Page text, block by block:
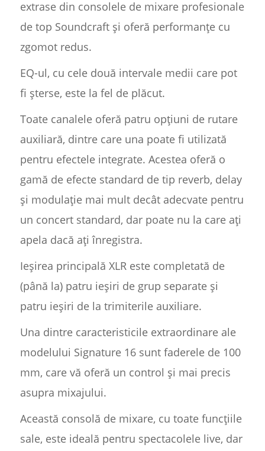
extrase din consolele de mixare profesionale
de top Soundcraft și oferă performanțe cu
zgomot redus.
EQ-ul, cu cele două intervale medii care pot
fi șterse, este la fel de plăcut.
Toate canalele oferă patru opțiuni de rutare
auxiliară, dintre care una poate fi utilizată
pentru efectele integrate. Acestea oferă o
gamă de efecte standard de tip reverb, delay
și modulație mai mult decât adecvate pentru
un concert standard, dar poate nu la care ați
apela dacă ați înregistra.
Ieșirea principală XLR este completată de
(până la) patru ieșiri de grup separate și
patru ieșiri de la trimiterile auxiliare.
Una dintre caracteristicile extraordinare ale
modelului Signature 16 sunt faderele de 100
mm, care vă oferă un control și mai precis
asupra mixajului.
Această consolă de mixare, cu toate funcțiile
sale, este ideală pentru spectacolele live, dar